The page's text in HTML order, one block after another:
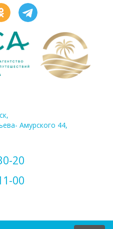
Амурского 44,
20
00